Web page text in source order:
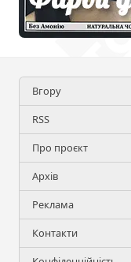
Вгору
RSS
Про проєкт
Архів
Реклама
Контакти